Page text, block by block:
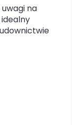
uwagi na